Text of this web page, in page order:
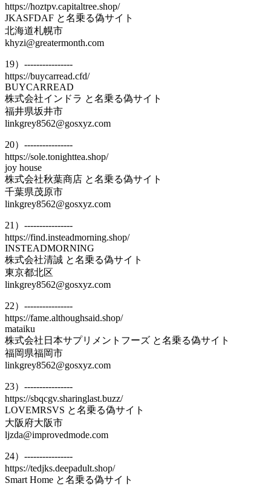
https://hoztpv.capitaltree.shop/
JKASFDAF と名乗る偽サイト
北海道札幌市
khyzi@greatermonth.com
19）----------------
https://buycarread.cfd/
BUYCARREAD
株式会社インドラ と名乗る偽サイト
福井県坂井市
linkgrey8562@gosxyz.com
20）----------------
https://sole.tonighttea.shop/
joy house
株式会社秋葉商店 と名乗る偽サイト
千葉県茂原市
linkgrey8562@gosxyz.com
21）----------------
https://find.insteadmorning.shop/
INSTEADMORNING
株式会社清誠 と名乗る偽サイト
東京都北区
linkgrey8562@gosxyz.com
22）----------------
https://fame.althoughsaid.shop/
mataiku
株式会社日本サプリメントフーズ と名乗る偽サイト
福岡県福岡市
linkgrey8562@gosxyz.com
23）----------------
https://sbqcgv.sharinglast.buzz/
LOVEMRSVS と名乗る偽サイト
大阪府大阪市
ljzda@improvedmode.com
24）----------------
https://tedjks.deepadult.shop/
Smart Home と名乗る偽サイト